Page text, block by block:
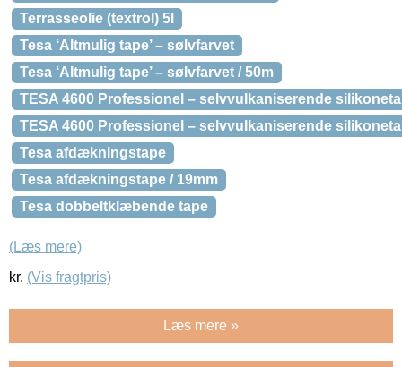
Terrasseolie (textrol) 5l
Tesa ‘Altmulig tape’ – sølvfarvet
Tesa ‘Altmulig tape’ – sølvfarvet / 50m
TESA 4600 Professionel – selvvulkaniserende
TESA 4600 Professionel – selvvulkaniserende
Tesa afdækningstape
Tesa afdækningstape / 19mm
Tesa dobbeltklæbende tape
(Læs mere)
kr. (Vis fragtpris)
Læs mere »